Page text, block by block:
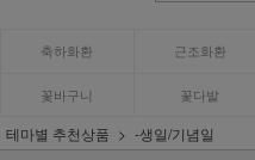
축하화환 근조화환
꽃바구니 꽃다발
테마별 추천상품 -생일/기념일